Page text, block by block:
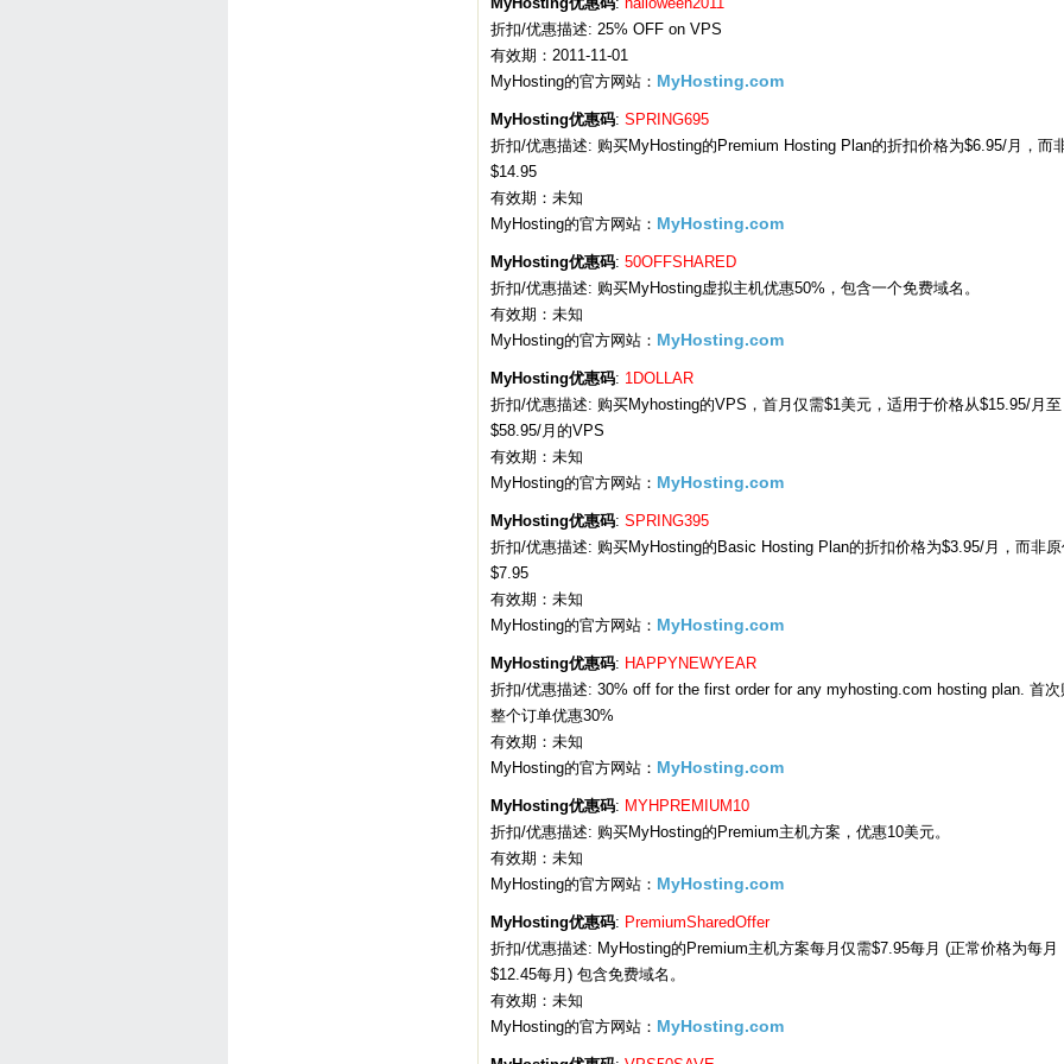
折扣/优惠描述: 25% OFF on VPS
有效期：2011-11-01
MyHosting的官方网站： MyHosting.com
MyHosting优惠码: SPRING695
折扣/优惠描述: 购买MyHosting的Premium Hosting Plan的折扣价格为$6.95/月，而
$14.95
有效期：未知
MyHosting的官方网站： MyHosting.com
MyHosting优惠码: 50OFFSHARED
折扣/优惠描述: 购买MyHosting虚拟主机优惠50%，包含一个免费域名。
有效期：未知
MyHosting的官方网站： MyHosting.com
MyHosting优惠码: 1DOLLAR
折扣/优惠描述: 购买Myhosting的VPS，首月仅需$1美元，适用于价格从$15.95/月至
$58.95/月的VPS
有效期：未知
MyHosting的官方网站： MyHosting.com
MyHosting优惠码: SPRING395
折扣/优惠描述: 购买MyHosting的Basic Hosting Plan的折扣价格为$3.95/月，而非
$7.95
有效期：未知
MyHosting的官方网站： MyHosting.com
MyHosting优惠码: HAPPYNEWYEAR
折扣/优惠描述: 30% off for the first order for any myhosting.com hosting plan. 首次
整个订单优惠30%
有效期：未知
MyHosting的官方网站： MyHosting.com
MyHosting优惠码: MYHPREMIUM10
折扣/优惠描述: 购买MyHosting的Premium主机方案，优惠10美元。
有效期：未知
MyHosting的官方网站： MyHosting.com
MyHosting优惠码: PremiumSharedOffer
折扣/优惠描述: MyHosting的Premium主机方案每月仅需$7.95每月 (正常价格为每月
$12.45每月) 包含免费域名。
有效期：未知
MyHosting的官方网站： MyHosting.com